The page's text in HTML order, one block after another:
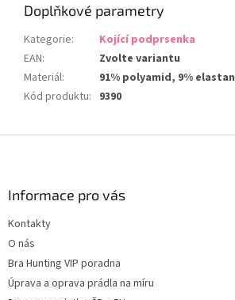
Doplňkové parametry
Kategorie:
Kojící podprsenka
EAN:
Zvolte variantu
Materiál:
91% polyamid, 9% elastan
Kód produktu: 9390
Informace pro vás
Kontakty
O nás
Bra Hunting VIP poradna
Úprava a oprava prádla na míru